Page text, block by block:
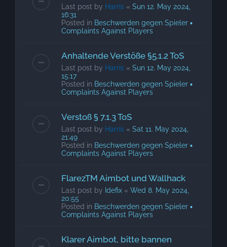
Last post by Harris « Sun 12. May 2024,
16:31
Posted in Beschwerden gegen Spieler ▪
Complaints Against Players
Anhaltende Verstöße §5.1.2 ToS
Last post by Harris « Sun 12. May 2024,
15:17
Posted in Beschwerden gegen Spieler ▪
Complaints Against Players
Verstoß § 7.1.3 ToS
Last post by Harris « Sat 11. May 2024,
21:49
Posted in Beschwerden gegen Spieler ▪
Complaints Against Players
FlarezTM Aimbot und Wallhack
Last post by Idefix « Wed 8. May 2024,
20:55
Posted in Beschwerden gegen Spieler ▪
Complaints Against Players
Klarer Aimbot, bitte bannen